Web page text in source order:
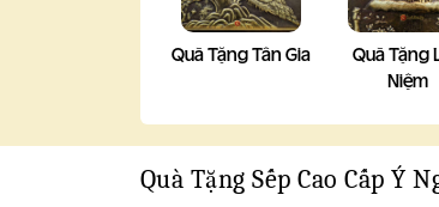
Quà Tặng Tân Gia
Quà Tặng
Niệm
Quà Tặng Sếp Cao Cấp Ý